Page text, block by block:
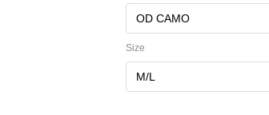
Size